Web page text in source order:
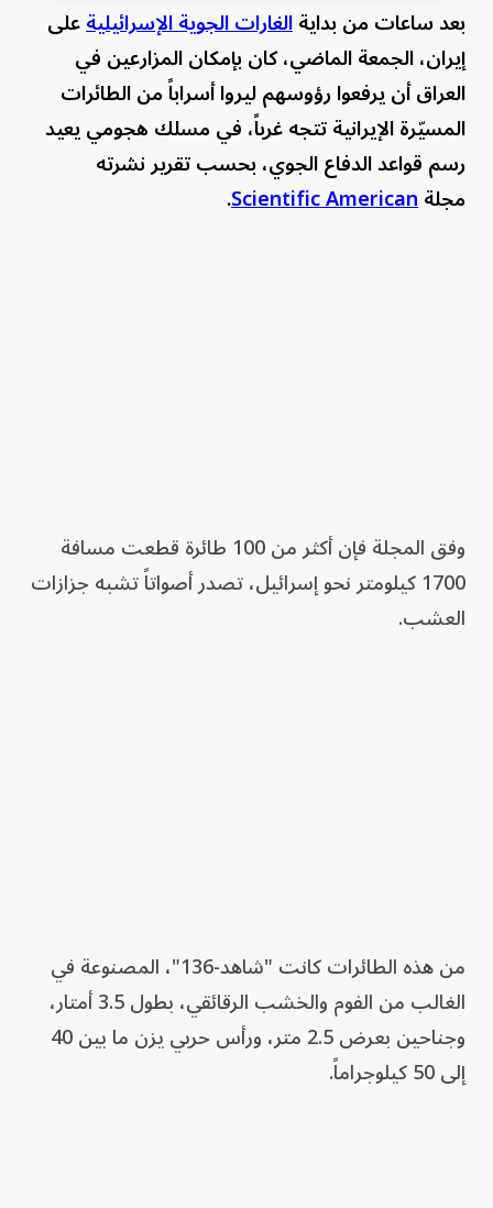
بعد ساعات من بدايةالغارات الجوية الإسرائيليةعلى
إيران، الجمعة الماضي، كان بإمكان المزارعين في
العراق أن يرفعوا رؤوسهم ليروا أسراباً من الطائرات
المسيّرة الإيرانية تتجه غرباً، في مسلك هجومي يعيد
رسم قواعد الدفاع الجوي، بحسب تقرير نشرته
مجلةScientific American
.
وفق المجلة فإن أكثر من 100 طائرة قطعت مسافة
1700 كيلومتر نحو إسرائيل، تصدر أصواتاً تشبه جزازات
العشب.
من هذه الطائرات كانت "شاهد-136"، المصنوعة في
الغالب من الفوم والخشب الرقائقي، بطول 3.5 أمتار،
وجناحين بعرض 2.5 متر، ورأس حربي يزن ما بين 40
إلى 50 كيلوجراماً.